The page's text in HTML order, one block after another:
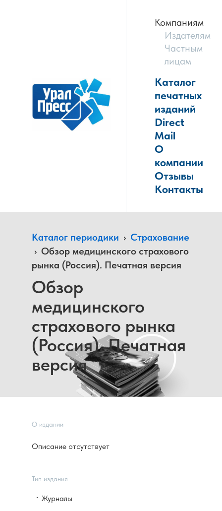
Компаниям
Издателям
Частным
лицам
Каталог
печатных
изданий
Direct
Mail
О
компании
Отзывы
Контакты
Каталог периодики › Страхование
› Обзор медицинского страхового
рынка (Россия). Печатная версия
Обзор
медицинского
страхового рынка
(Россия). Печатная
версия
О издании
Описание отсутствует
Тип издания
Журналы